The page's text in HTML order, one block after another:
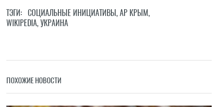
ТЭГИ: СОЦИАЛЬНЫЕ ИНИЦИАТИВЫ,АР КРЫМ,
WIKIPEDIA,УКРАИНА
ПОХОЖИЕ НОВОСТИ